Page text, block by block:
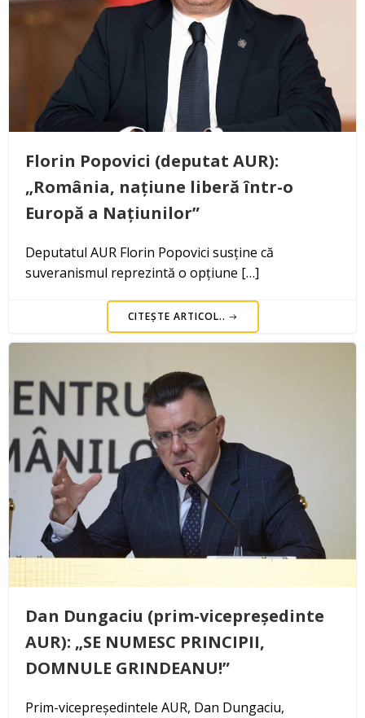
Florin Popovici (deputat AUR):
„România, națiune liberă într-o
Europă a Națiunilor”
Deputatul AUR Florin Popovici susține că
suveranismul reprezintă o opțiune […]
CITEȘTE ARTICOL..
Dan Dungaciu (prim-vicepreședinte
AUR): „SE NUMESC PRINCIPII,
DOMNULE GRINDEANU!”
Prim-vicepreședintele AUR, Dan Dungaciu,